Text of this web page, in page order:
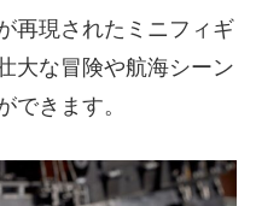
再現されたミニフィギ
大な冒険や航海シーン
できます。